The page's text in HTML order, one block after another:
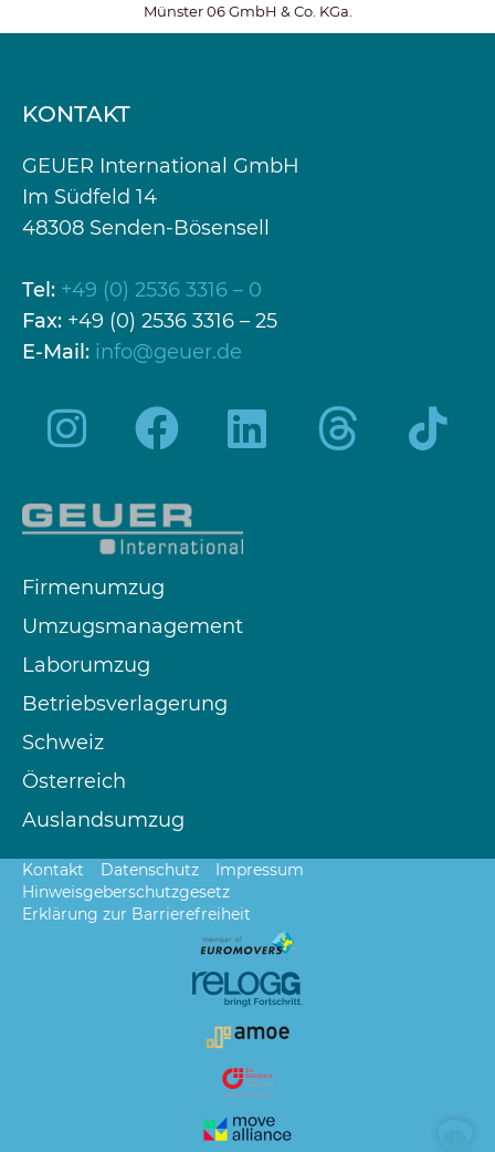
Münster 06 GmbH & Co. KGa.
KONTAKT
GEUER International GmbH
Im Südfeld 14
48308 Senden-Bösensell
Tel: +49 (0) 2536 3316 – 0
Fax: +49 (0) 2536 3316 – 25
E-Mail: info@geuer.de
Firmenumzug
Umzugsmanagement
Laborumzug
Betriebsverlagerung
Schweiz
Österreich
Auslandsumzug
Kontakt Datenschutz
Impressum
Hinweisgeberschutzgesetz
Erklärung zur Barrierefreiheit